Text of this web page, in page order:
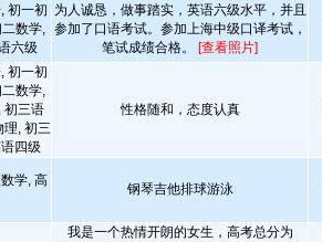
初一初
数学,
六级
为人诚恳，做事踏实，英语六级水平，并且
参加了口语考试。参加上海中级口译考试，
笔试成绩合格。 [查看照片]
初一初
数学,
初三语
理, 初三
四级
性格随和，态度认真
学, 高
钢琴吉他排球游泳
我是一个热情开朗的女生，高考总分为